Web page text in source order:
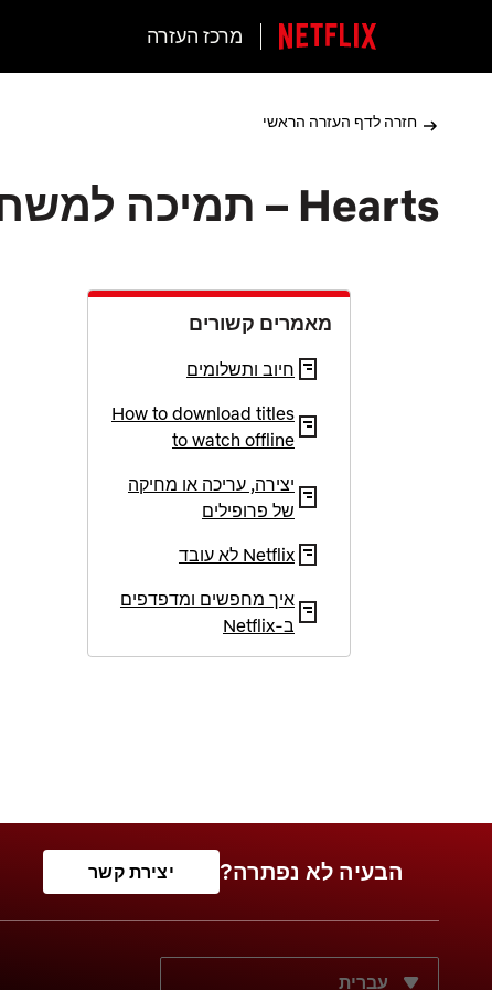
מרכז העזרה
חזרה לדף העזרה הראשי
Hearts – תמיכה למשחק
מאמרים קשורים
חיוב ותשלומים
How to download titles
to watch offline
יצירה, עריכה או מחיקה
של פרופילים
Netflix לא עובד
איך מחפשים ומדפדפים
ב‑Netflix
הבעיה לא נפתרה? יצירת קשר
מה שפת התצוגה הרצויה?